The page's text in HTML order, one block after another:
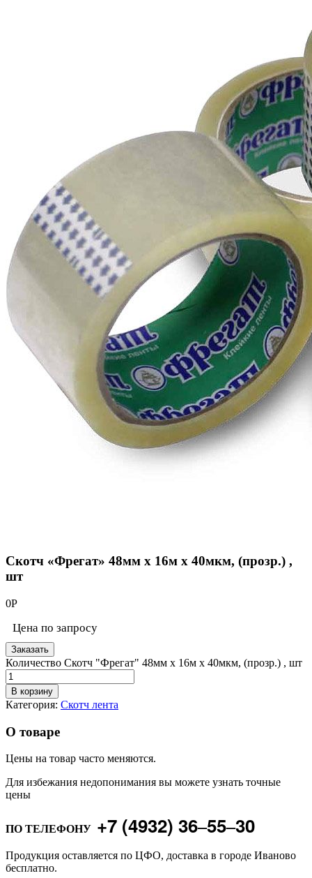
Скотч «Фрегат» 48мм х 16м х 40мкм, (прозр.) ,
шт
0Р
Цена по запросу
Заказать
Количество Скотч "Фрегат" 48мм х 16м х 40мкм, (прозр.) , шт
В корзину
Категория: Скотч лента
О товаре
Цены на товар часто меняются.
Для избежания недопонимания вы можете узнать точные
цены
ПО ТЕЛЕФОНУ +7 (4932) 36‒55‒30
Продукция оставляется по ЦФО, доставка в городе Иваново
бесплатно.